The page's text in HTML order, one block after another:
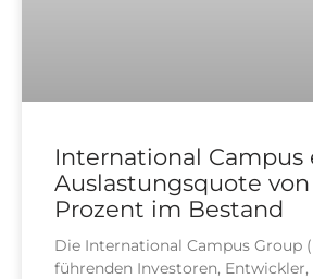
International Campus
Auslastungsquote von
Prozent im Bestand
Die Inter­na­tio­nal Cam­pus Group
füh­ren­den Inves­to­ren,